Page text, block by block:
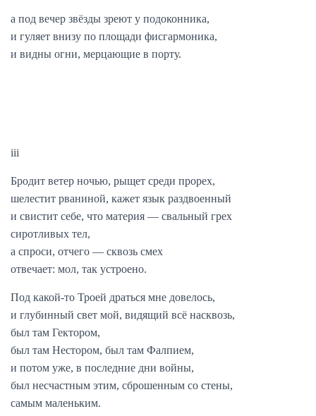
а под вечер звёзды зреют у подоконника,
и гуляет внизу по площади фисгармоника,
и видны огни, мерцающие в порту.
iii
Бродит ветер ночью, рыщет среди прорех,
шелестит рваниной, кажет язык раздвоенный
и свистит себе, что материя — свальный грех
сиротливых тел,
а спроси, отчего — сквозь смех
отвечает: мол, так устроено.
Под какой-то Троей драться мне довелось,
и глубинный свет мой, видящий всё насквозь,
был там Гектором,
был там Нестором, был там Фалпием,
и потом уже, в последние дни войны,
был несчастным этим, сброшенным со стены,
самым маленьким.